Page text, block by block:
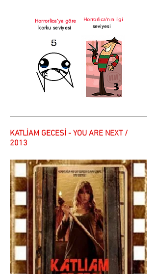
Horrorlica'ya göre
korku seviyesi
Horrorlica'nın ilgi
seviyesi
KATLİAM GECESİ - YOU ARE NEXT /
2013